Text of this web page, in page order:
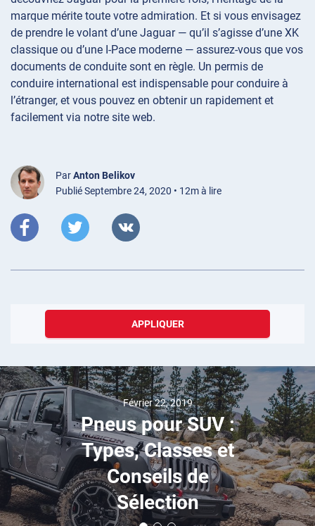
marque mérite toute votre admiration. Et si vous envisagez
de prendre le volant d’une Jaguar — qu’il s’agisse d’une XK
classique ou d’une I-Pace moderne — assurez-vous que vos
documents de conduite sont en règle. Un permis de
conduire international est indispensable pour conduire à
l’étranger, et vous pouvez en obtenir un rapidement et
facilement via notre site web.
ParAnton Belikov
Publié Septembre 24, 2020 • 12m à lire
APPLIQUER
Février 22, 2019
Pneus pour SUV :
Types, Classes et
Conseils de
Sélection